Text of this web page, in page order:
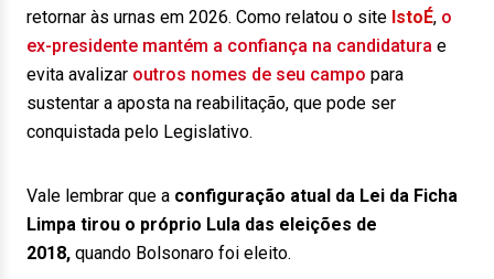
retornar às urnas em 2026. Como relatou o site IstoÉ, o
ex-presidente mantém a confiança na candidatura e
evita avalizar outros nomes de seu campo para
sustentar a aposta na reabilitação, que pode ser
conquistada pelo Legislativo.
Vale lembrar que a configuração atual da Lei da Ficha
Limpa tirou o próprio Lula das eleições de
2018, quando Bolsonaro foi eleito.